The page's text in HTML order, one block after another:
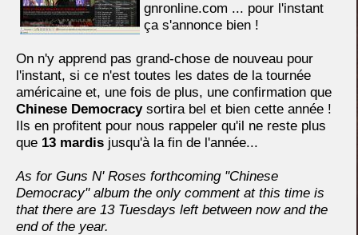
gnronline.com ... pour l'instant
ça s'annonce bien !
On n'y apprend pas grand-chose de nouveau pour
l'instant, si ce n'est toutes les dates de la tournée
américaine et, une fois de plus, une confirmation que
Chinese Democracysortira bel et bien cette année !
Ils en profitent pour nous rappeler qu'il ne reste plus
que 13 mardis jusqu'à la fin de l'année...
As for Guns N' Roses forthcoming "Chinese
Democracy" album the only comment at this time is
that there are 13 Tuesdays left between now and the
end of the year.